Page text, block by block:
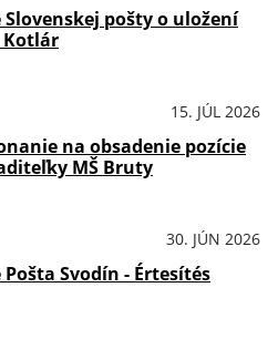
pošty o uložení
Kotlár
15. JÚL 2026
na obsadenie pozície
MŠ Bruty
30. JÚN 2026
Svodín - Értesítés